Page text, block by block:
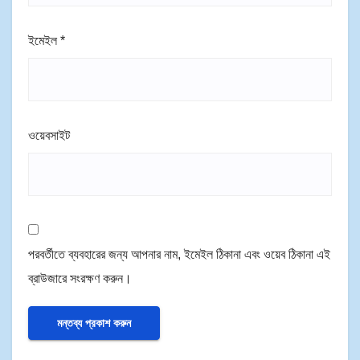
ইমেইল *
ওয়েবসাইট
পরবর্তীতে ব্যবহারের জন্য আপনার নাম, ইমেইল ঠিকানা এবং ওয়েব ঠিকানা এই
ব্রাউজারে সংরক্ষণ করুন।